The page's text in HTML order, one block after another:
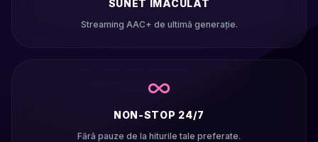
SUNET IMACULAT
Streaming AAC+ de ultimă generație.
NON-STOP 24/7
Fără pauze de la hiturile tale preferate.